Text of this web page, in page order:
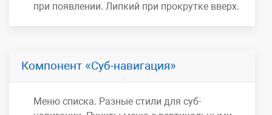
при появлении. Липкий при прокрутке вверх.
Компонент Суб-навигация
Меню списка. Разные стили для суб-